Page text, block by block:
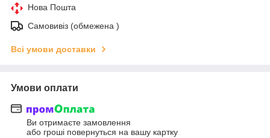
Нова Пошта
Самовивіз (обмежена )
Всі умови доставки
Умови оплати
Ви отримаєте замовлення
або гроші повернуться на вашу картку